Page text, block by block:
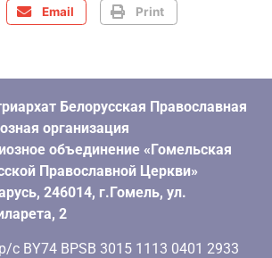
Email Print
Белорусская Православная
организация
объединение «Гомельская
Православной Церкви»
246014, г.Гомель, ул.
2
с BY74 BPSB 3015 1113 0401 2933